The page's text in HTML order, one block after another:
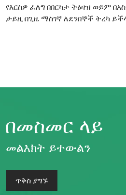
የእርስዎ ፈለግ በበርካታ ትዕዛዝ ወይም
ታይዚ በጊዜ ማስገኛ ለደንበኞች ትረካ
በመስመር ላይ
መልእክት ይተውልን
ጥቅስ ያግኙ